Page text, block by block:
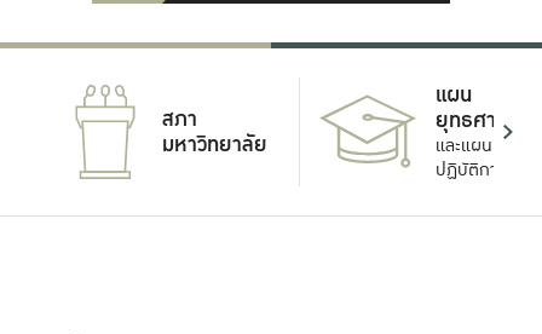
สภา
มหาวิทยาลัย
แผน
ยุทธศาสตร์
และแผน
ปฏิบัติการ